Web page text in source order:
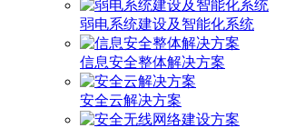
弱电系统建设及智能化系统
信息安全整体解决方案
安全云解决方案